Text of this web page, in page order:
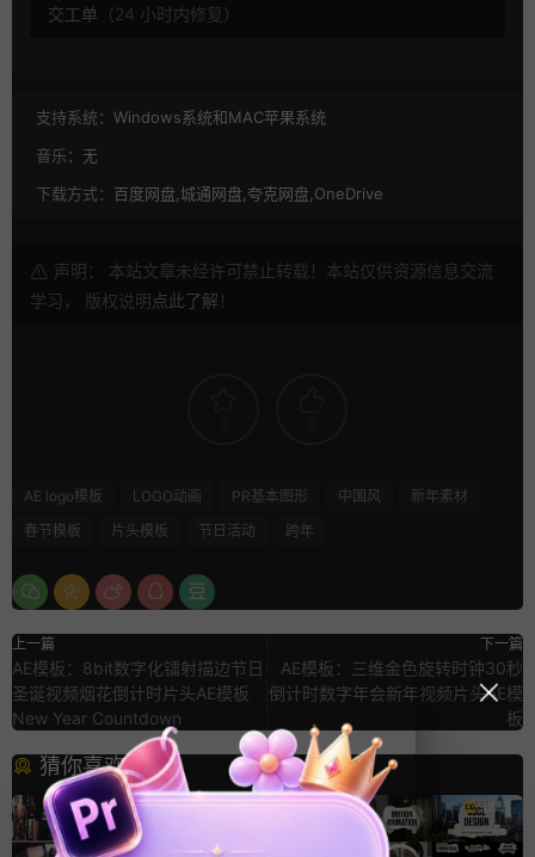
交工单 （24 小时内修复）
支持系统： Windows系统和MAC苹果系统
音乐： 无
下载方式： 百度网盘,城通网盘,夸克网盘,OneDrive
声明： 本站文章未经许可禁止转载！本站仅供资源信息交流
学习， 版权说明点此了解 ！
AE logo模板 LOGO动画 PR基本图形 中国风
新年素材
春节模板
片头模板 节日活动 跨年
上一篇
AE模板：8bit数字化镭射描边节日
圣诞视频烟花倒计时片头AE模板
New Year Countdown
下一篇
AE模板：三维金色旋转时钟30秒
倒计时数字年会新年视频片头AE模
板
猜你喜欢